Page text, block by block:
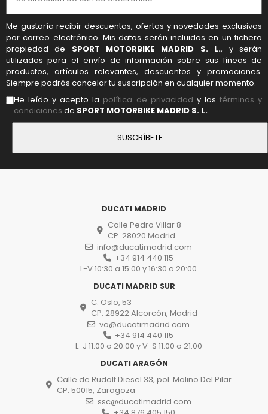
Me gustaría recibir descuentos, ofertas y novedades exclusivas
por correo electrónico. Mis datos serán incluidos en un fichero
propiedad de SPORT MOTORBIKE MADRID S. L., y serán
utilizados para el envío de información sobre sus líneas de
productos, artículos relevantes, descuentos y promociones.
Siempre podrás cancelar tu suscripción en cualquier momento.
He leído y acepto la política de privacidad y lostérminos y
condiciones de SPORT MOTORBIKE MADRID S. L..
DUCATI MADRID
Calle Pedro Villar 8
CP. 28020 Madrid
info@ducatimadrid.com
+34 914 440 115
L-V 10:30 a 15:00 y 16:30 a 20:00
DUCATI MADRID SUR
C. Oslo, 53
CP. 28922 Alcorcón, Madrid
vo@ducatimadrid.com
+34 914 440 115
L-J 11:00 a 20:00 y V-S 11:00 a 21:00
DUCATI ARAGÓN
Calle de Rudolf Diesel 33, pol. Molino Del Pilar
CP. 50015, Zaragoza
ssc@ducatimadrid.com